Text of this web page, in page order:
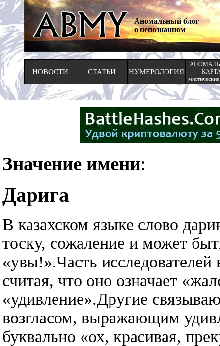
Аномальный блог
о непознанном
НОВОСТИ СТАТЬИ НУМЕРОЛОГИЯ
Значение имени:
Дарига
В казахском языке слово
тоску, сожаление и может
«увы!».Часть исследователей
считая, что оно означает
«удивление».Другие
возгласом, выражающим
буквально «ох, красивая,